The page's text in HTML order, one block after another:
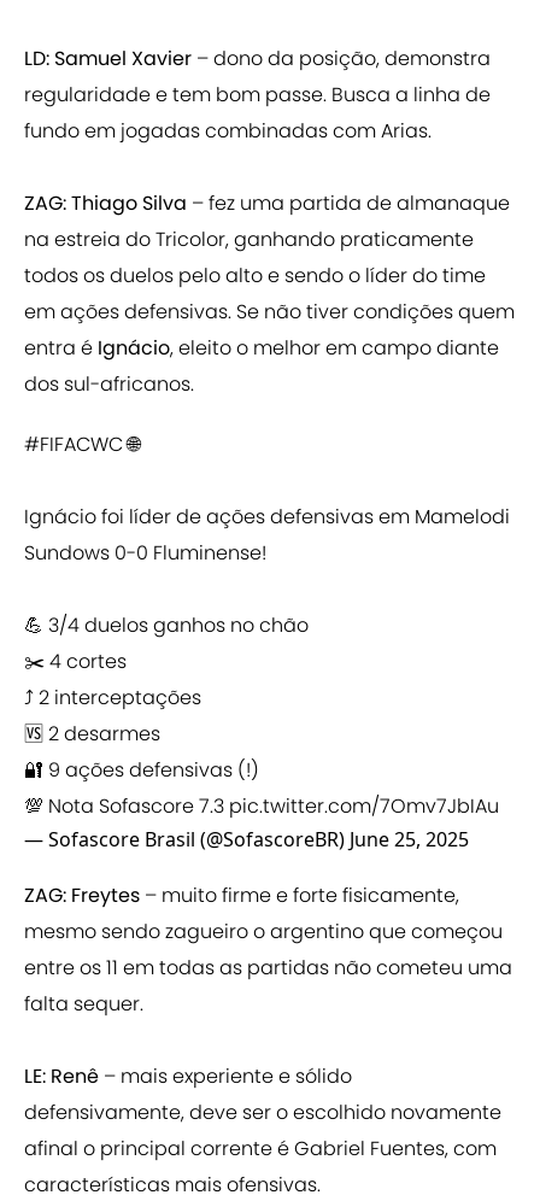
LD: Samuel Xavier – dono da posição, demonstra
regularidade e tem bom passe. Busca a linha de
fundo em jogadas combinadas com Arias.
ZAG: Thiago Silva – fez uma partida de almanaque
na estreia do Tricolor, ganhando praticamente
todos os duelos pelo alto e sendo o líder do time
em ações defensivas. Se não tiver condições quem
entra é Ignácio, eleito o melhor em campo diante
dos sul-africanos.
#FIFACWC🌐
Ignácio foi líder de ações defensivas em Mamelodi
Sundows 0-0 Fluminense!
💪 3/4 duelos ganhos no chão
✂️ 4 cortes
⤴️ 2 interceptações
🆚 2 desarmes
🔐 9 ações defensivas (!)
💯 Nota Sofascore 7.3 pic.twitter.com/7Omv7JbIAu
— Sofascore Brasil (@SofascoreBR) June 25, 2025
ZAG: Freytes – muito firme e forte fisicamente,
mesmo sendo zagueiro o argentino que começou
entre os 11 em todas as partidas não cometeu uma
falta sequer.
LE: Renê – mais experiente e sólido
defensivamente, deve ser o escolhido novamente
afinal o principal corrente é Gabriel Fuentes, com
características mais ofensivas.